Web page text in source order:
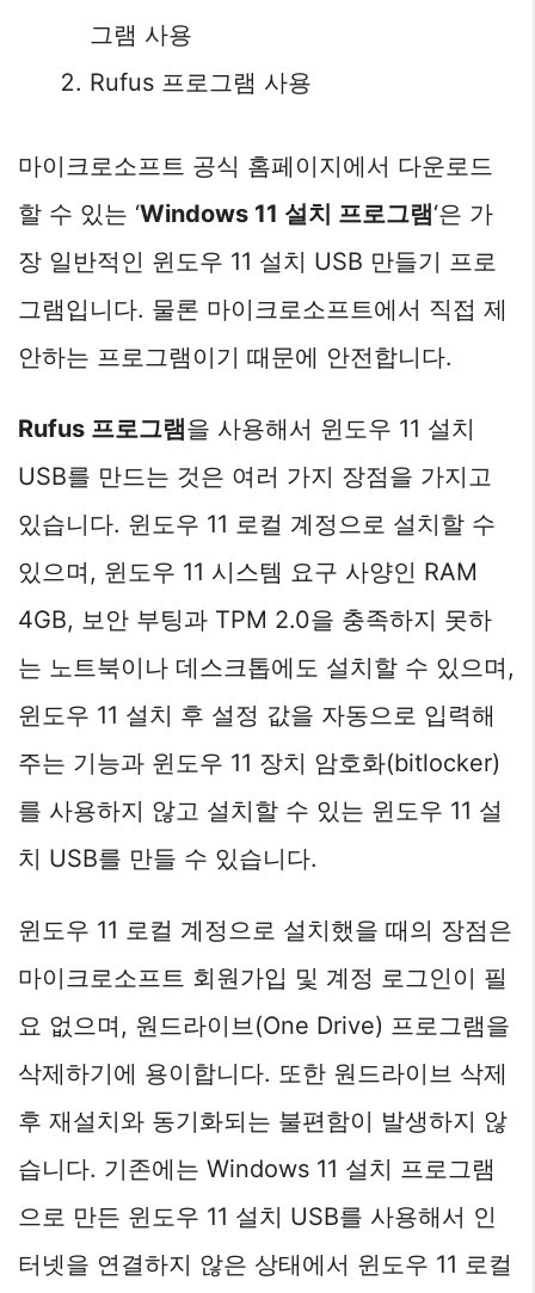
그램 사용
Rufus 프로그램 사용
마이크로소프트 공식 홈페이지에서 다운로드
할 수 있는 ‘Windows 11 설치 프로그램‘은 가
장 일반적인 윈도우 11 설치 USB 만들기 프로
그램입니다. 물론 마이크로소프트에서 직접 제
안하는 프로그램이기 때문에 안전합니다.
Rufus 프로그램을 사용해서 윈도우 11 설치
USB를 만드는 것은 여러 가지 장점을 가지고
있습니다. 윈도우 11 로컬 계정으로 설치할 수
있으며, 윈도우 11 시스템 요구 사양인 RAM
4GB, 보안 부팅과 TPM 2.0을 충족하지 못하
는 노트북이나 데스크톱에도 설치할 수 있으며,
윈도우 11 설치 후 설정 값을 자동으로 입력해
주는 기능과 윈도우 11 장치 암호화(bitlocker)
를 사용하지 않고 설치할 수 있는 윈도우 11 설
치 USB를 만들 수 있습니다.
윈도우 11 로컬 계정으로 설치했을 때의 장점은
마이크로소프트 회원가입 및 계정 로그인이 필
요 없으며, 원드라이브(One Drive) 프로그램을
삭제하기에 용이합니다. 또한 원드라이브 삭제
후 재설치와 동기화되는 불편함이 발생하지 않
습니다. 기존에는 Windows 11 설치 프로그램
으로 만든 윈도우 11 설치 USB를 사용해서 인
터넷을 연결하지 않은 상태에서 윈도우 11 로컬